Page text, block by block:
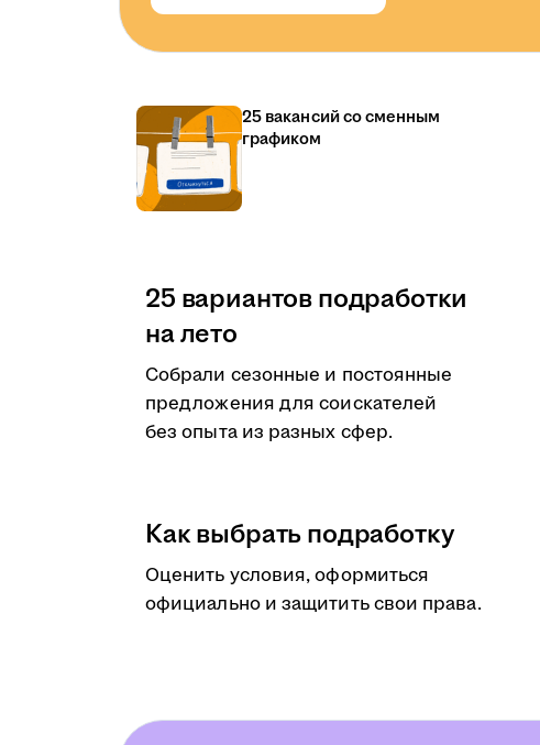
25 вакансий со сменным
графиком
25 вариантов подработки
на лето
Собрали сезонные и постоянные
предложения для соискателей
без опыта из разных сфер.
Как выбрать подработку
Оценить условия, оформиться
официально и защитить свои права.